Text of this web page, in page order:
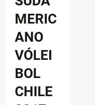
MERIC
ANO
VÓLEI
BOL
CHILE